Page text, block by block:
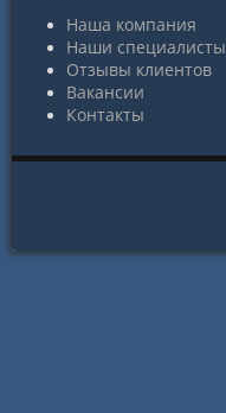
Наша компания
Наши специалисты
Отзывы клиентов
Вакансии
Контакты